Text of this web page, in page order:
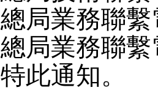
總局業務聯
總局業務聯
特此通知。